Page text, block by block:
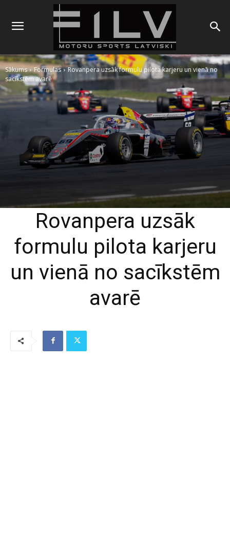
Sākums Formulas
Rovanpera uzsāk formulu pilota karjeru un vienā no
sacīkstēm avarē
Rovanpera uzsāk
formulu pilota karjeru
un vienā no sacīkstēm
avarē